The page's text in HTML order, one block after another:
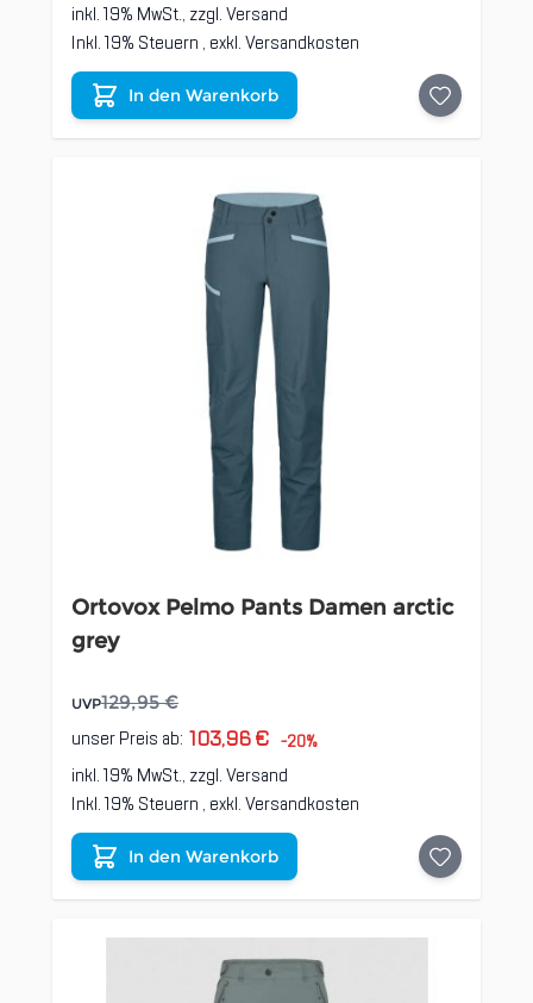
inkl. 19% MwSt., zzgl.Versand
Inkl. 19% Steuern , exkl.Versandkosten
In den Warenkorb
Ortovox Pelmo Pants Damen arctic
grey
UVP129,95 €
unser Preis ab: 103,96 € -20%
inkl. 19% MwSt., zzgl.Versand
Inkl. 19% Steuern , exkl.Versandkosten
In den Warenkorb